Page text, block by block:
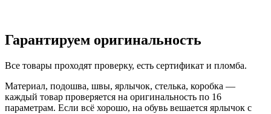
Гарантируем оригинальность
Все товары проходят проверку, есть сертификат и пломба.
Материал, подошва, швы, ярлычок, стелька, коробка —
каждый товар проверяется на оригинальность по 16
параметрам. Если всё хорошо, на обувь вешается ярлычок с